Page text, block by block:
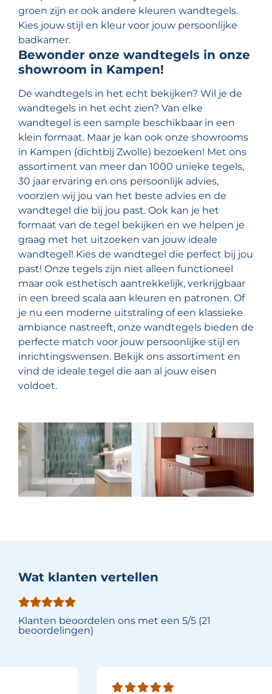
groen zijn er ook andere kleuren wandtegels.
Kies jouw stijl en kleur voor jouw persoonlijke
badkamer.
Bewonder onze wandtegels in onze
showroom in Kampen!
De wandtegels in het echt bekijken? Wil je de
wandtegels in het echt zien? Van elke
wandtegel is een sample beschikbaar in een
klein formaat. Maar je kan ook onze showrooms
in Kampen (dichtbij Zwolle) bezoeken! Met ons
assortiment van meer dan 1000 unieke tegels,
30 jaar ervaring en ons persoonlijk advies,
voorzien wij jou van het beste advies en de
wandtegel die bij jou past. Ook kan je het
formaat van de tegel bekijken en we helpen je
graag met het uitzoeken van jouw ideale
wandtegel! Kies de wandtegel die perfect bij jou
past! Onze tegels zijn niet alleen functioneel
maar ook esthetisch aantrekkelijk, verkrijgbaar
in een breed scala aan kleuren en patronen. Of
je nu een moderne uitstraling of een klassieke
ambiance nastreeft, onze wandtegels bieden de
perfecte match voor jouw persoonlijke stijl en
inrichtingswensen. Bekijk ons assortiment en
vind de ideale tegel die aan al jouw eisen
voldoet.
Wat klanten vertellen
Klanten beoordelen ons met een 5/5 (21
beoordelingen)